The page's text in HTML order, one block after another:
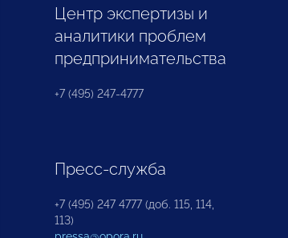
Центр экспертизы и
аналитики проблем
предпринимательства
+7 (495) 247-4777
Пресс-служба
+7 (495) 247 4777 (доб. 115, 114,
113)